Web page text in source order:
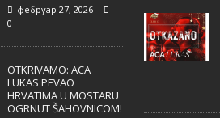
фебруар 27, 2026
0
OTKRIVAMO: ACA
LUKAS PEVAO
HRVATIMA U MOSTARU
OGRNUT ŠAHOVNICOM!